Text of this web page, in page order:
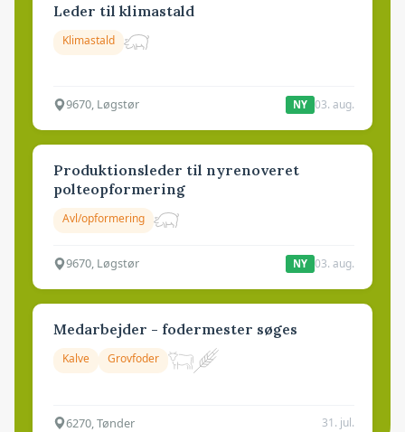
Leder til klimastald
Klimastald
9670, Løgstør NY 03. aug.
Produktionsleder til nyrenoveret
polteopformering
Avl/opformering
9670, Løgstør NY 03. aug.
Medarbejder - fodermester søges
Kalve Grovfoder
6270, Tønder 31. jul.